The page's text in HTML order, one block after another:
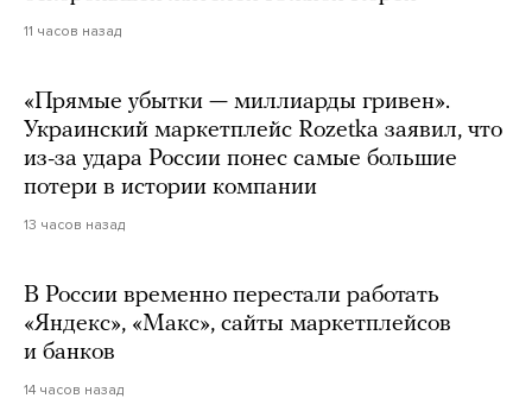
11 часов назад
«Прямые убытки — миллиарды гривен».
Украинский маркетплейс Rozetka заявил, что
из-за удара России понес самые большие
потери в истории компании
13 часов назад
В России временно перестали работать
«Яндекс», «Макс», сайты маркетплейсов
и банков
14 часов назад